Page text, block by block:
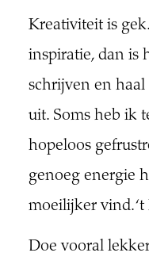
Kreativiteit is
inspiratie, dan is
schrijven en
uit. Soms heb ik
hopeloos
genoeg energie
moeilijker vind.
Doe vooral